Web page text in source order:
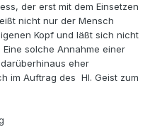
der erst mit dem Einsetzen
nicht nur der Mensch
Kopf und läßt sich nicht
solche Annahme einer
eher
im Auftrag des Hl. Geist zum